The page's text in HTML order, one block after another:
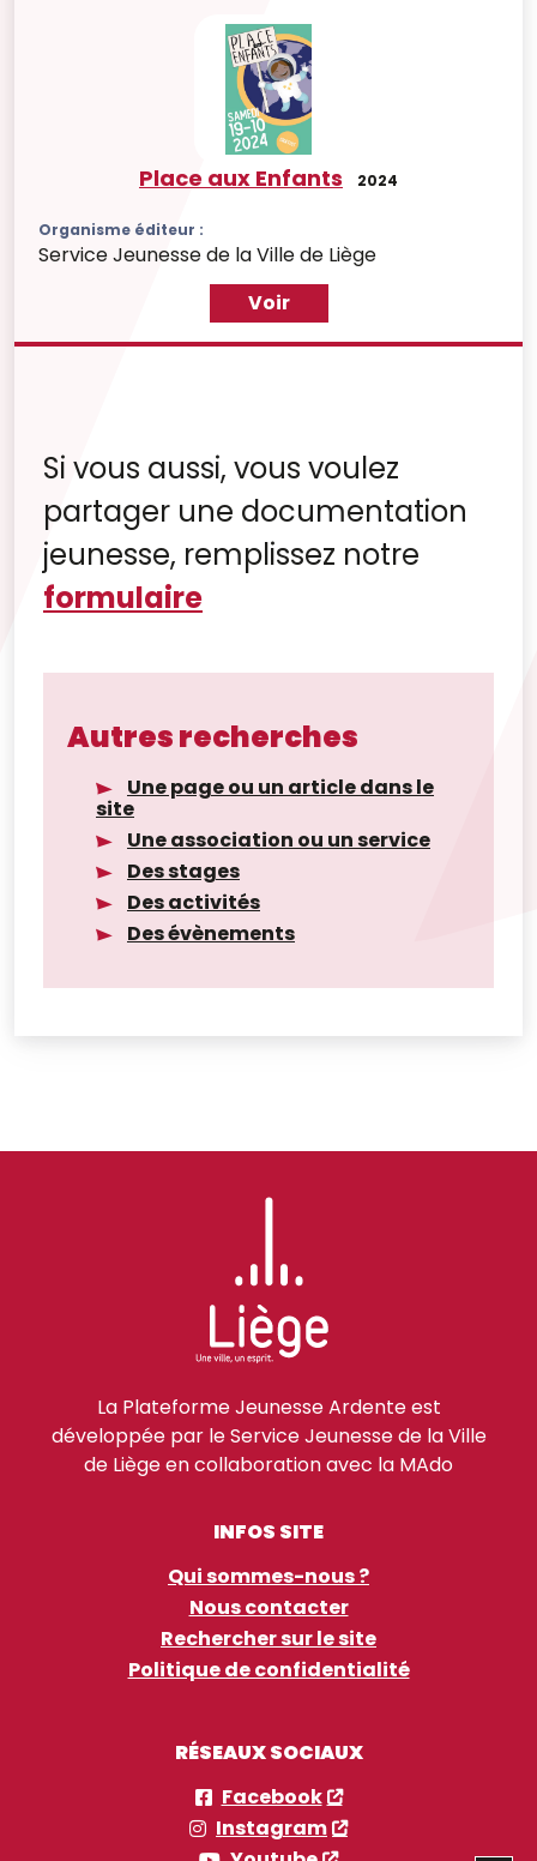
Place aux Enfants 2024
Organisme éditeur :
Service Jeunesse de la Ville de Liège
Voir
Si vous aussi, vous voulez
partager une documentation
jeunesse, remplissez notre
formulaire
Autres recherches
Une page ou un article dans le
site
Une association ou un service
Des stages
Des activités
Des évènements
La Plateforme Jeunesse Ardente est
développée par le Service Jeunesse de la Ville
de Liège en collaboration avec la MAdo
INFOS SITE
Qui sommes-nous ?
Nous contacter
Rechercher sur le site
Politique de confidentialité
RÉSEAUX SOCIAUX
Facebook
Instagram